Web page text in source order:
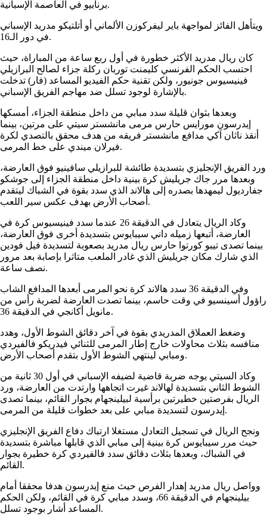
برنابيو في العاصمة الإسبانية.
ويتأهل الفائز لمواجهة باير ليفركوزن الألماني أو أتلتيكو مدريد الإسباني
في دور الـ16.
كان ريال مدريد الأكثر خطورة في أول ربع ساعة من المباراة، حيث
احتسب الحكم الفرنسي كليمنت توربان ركلة جزاء لصالح البرازيلي
فينيسيوس جونيور، ولكن تقنية حكم الفيديو المساعد (فار) تدخلت
بالإشارة لوجود تسلل ضد مهاجم الفريق الإسباني.
وبعدها بثوان قليلة سدد مبابي من داخل منطقة الجزاء، أمسكها
إيدرسون مورايس حارس مرمى مانشستر سيتي على مرتين، بينما
أنقذ ناثان آكي مدافع مانشستر فريقه من هدف محقق بالتصدي لكرة
فيرلان ميندي على خط المرمى.
ورد الفريق الإنجليزي بتسديدة طائشة للبرازيلي سافينيو فوق العارضة،
وبعدها مرر جاك جريليش كرة بينية داخل منطقة الجزاء إلى جوشكو
جفارديول ليمهدها بصدره إلى هالاند الذي سدد بقوة في الشباك ليتقدم
أصحاب الأرض بهدف عكس سير اللعب.
وكاد الريال يتعادل في الدقيقة 26 عندما سدد فينيسيوس كرة في
العارضة، أتبعها زميله داني سيبايوس بتسديدة أخرى فوق العارضة،
بينما تصدى تيبو كورتوا حارس ريال مدريد بصعوبة لتسديدة فيل فودين
الذي شارك مكان جريليش الذي غادر الملعب متاثرا بإصابة بعد مرور
نصف ساعة.
وفي الدقيقة 36 سدد هالاند كرة نحو المرمى أبعدها المدافع الشاب
راؤول أسينسيو في وقت حاسم، بينما تصدت العارضة لضربة رأس من
مانويل أكانجي في الدقيقة 36.
وضغط العملاق المدريدي بقوة في آخر دقائق الشوط الأول، وهدد
منافسه بثلاث محاولات خارج إطار المرمى للثنائي فيدريكو فالفيردي
ومبابي لينتهي الشوط الأول بتقدم أصحاب الأرض.
وكاد السيتي يوجه ضربة قاضية لضيفه الإسباني في أول 30 ثانية من
الشوط الثاني بتسديدة لهالاند غيرت اتجاهها وارتدت من العارضة، ورد
الريال بفرصتين خطيرتين برأسية لبيلينجهام بجوار القائم، بينما تصدى
إيدرسون لتسديدة مبابي على بعد خطوات قليلة من المرمى.
ونجح الريال في تسجيل التعادل مستغلا ارتباك دفاع الفريق الإنجليزي
حيث مرر سيبايوس كرة بينية إلى مبابي الذي قابلها مباشرة بتسديدة
في الشباك، وبعدها بثلاث دقائق سدد فالفيردي كرة خطيرة بجوار
القائم.
وواصل ريال مدريد إهدار الفرص حيث منع إيدرسون هدفا محققا أمام
بيلينجهام في الدقيقة 66، وسدد مبابي كرة في القائم، ولكن الحكم
المساعد أشار بوجود تسلل.